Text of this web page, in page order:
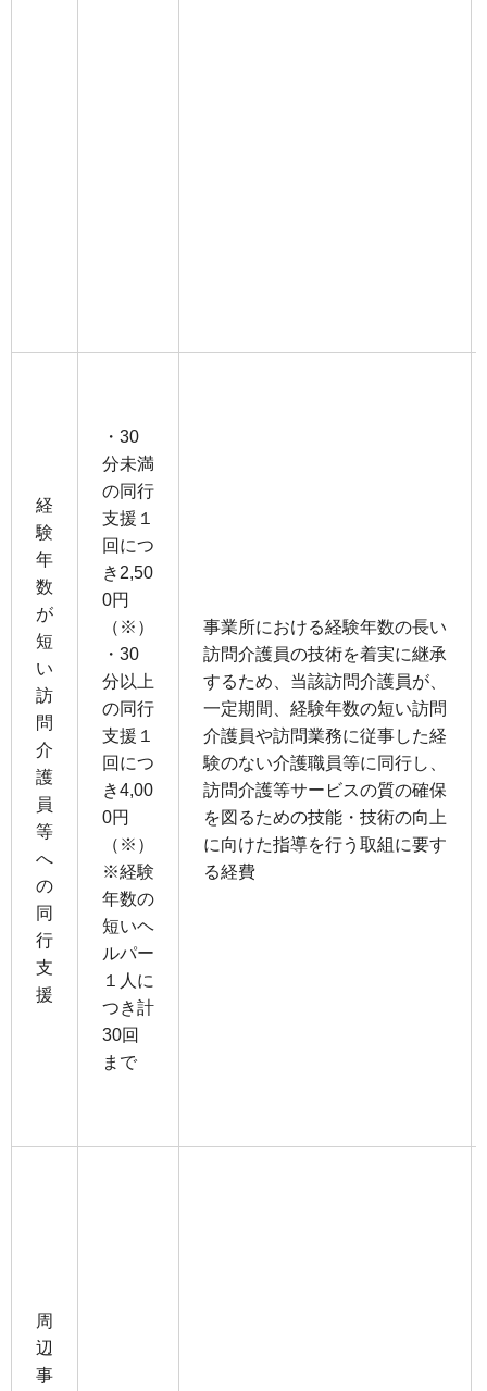
経
験
年
数
が
短
い
訪
問
介
護
員
等
へ
の
同
行
支
援
・30
分未満
の同⾏
⽀援１
回につ
き2,50
0円
（※）
・30
分以上
の同⾏
⽀援１
回につ
き4,00
0円
（※）
※経験
年数の
短いヘ
ルパー
１⼈に
つき計
30回
まで
事業所における経験年数の⻑い
訪問介護員の技術を着実に継承
するため、当該訪問介護員が、
⼀定期間、経験年数の短い訪問
介護員や訪問業務に従事した経
験のない介護職員等に同⾏し、
訪問介護等サービスの質の確保
を図るための技能・技術の向上
に向けた指導を⾏う取組に要す
る経費
周
辺
事